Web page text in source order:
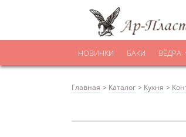
НОВИНКИ БАКИ ВЁДРА
Главная Каталог Кухня